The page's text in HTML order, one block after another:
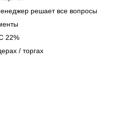
решает все вопросы
22%
/ торгах